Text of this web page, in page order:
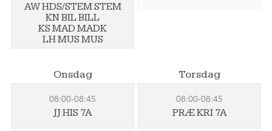
AW HDS/STEM STEM
KN BIL BILL
KS MAD MADK
LH MUS MUS
Onsdag
08:00-08:45
JJ HIS 7A
Torsdag
08:00-08:45
PRÆ KRI 7A